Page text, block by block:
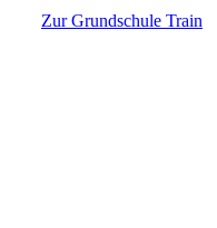
Zur Grundschule Train